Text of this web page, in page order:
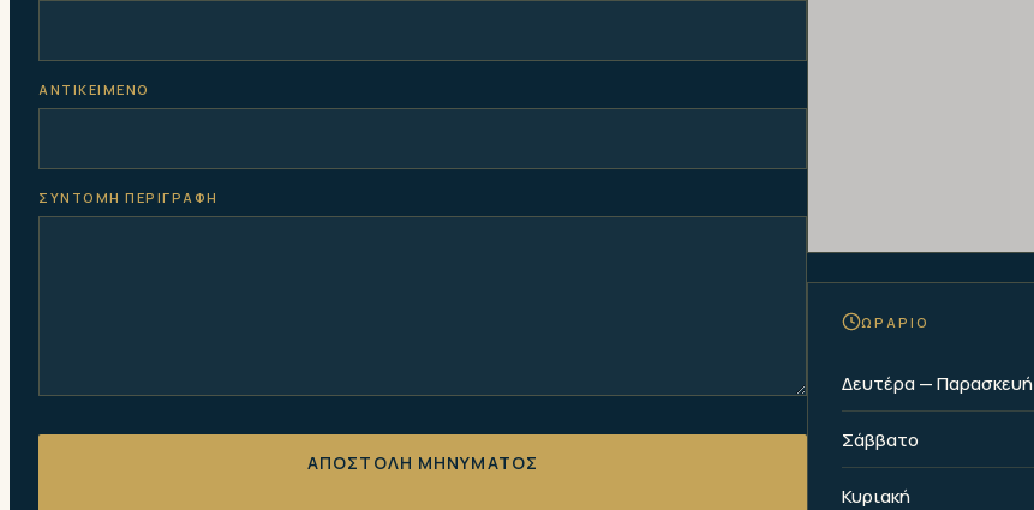
ΑΝΤΙΚΕΙΜΕΝΟ
ΣΥΝΤΟΜΗ ΠΕΡΙΓΡΑΦΗ
ΑΠΟΣΤΟΛΗ ΜΗΝΥΜΑΤΟΣ
ΩΡΑΡΙΟ
Δευτέρα — Παρασκευή
Σάββατο
Κυριακή